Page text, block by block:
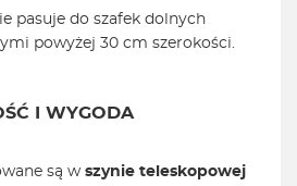
pasuje do szafek dolnych
powyżej 30 cm szerokości.
I WYGODA
są w szynie teleskopowej